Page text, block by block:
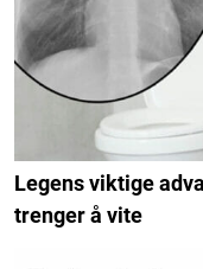
Legens viktige
trenger å vite